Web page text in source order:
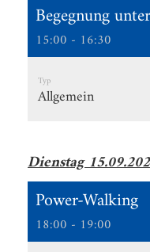
Begegnung
15:00 - 16:30
Typ
Allgemein
Dienstag
Power-Walking
18:00 - 19:00